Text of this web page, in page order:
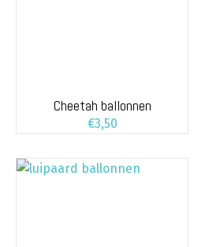
Cheetah ballonnen
€3,50